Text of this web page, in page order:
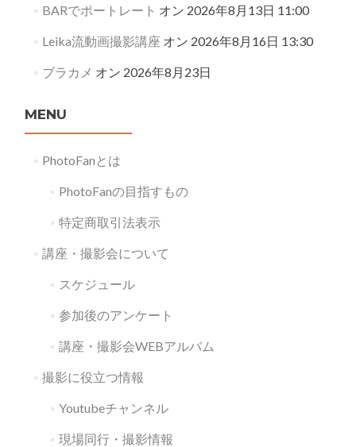
BARでポートレート オン 2026年8月13日 11:00
Leika流動画撮影講座 オン 2026年8月16日 13:30
ブラカメ オン 2026年8月23日
MENU
PhotoFanとは
PhotoFanの目指すもの
特定商取引法表示
講座・撮影会について
スケジュール
参加後のアンケート
講座・撮影会WEBアルバム
撮影に役立つ情報
Youtubeチャンネル
現場同行・撮影情報